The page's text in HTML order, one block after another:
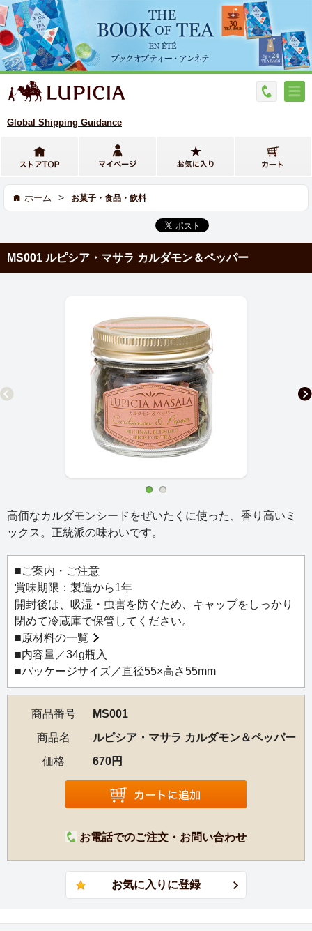
Global Shipping Guidance
ホーム > お菓子・食品・飲料
MS001 ルピシア・マサラ カルダモン＆ペッパー
高価なカルダモンシードをぜいたくに使った、香り高いミ
ックス。正統派の味わいです。
■ご案内・ご注意
賞味期限：製造から1年
開封後は、吸湿・虫害を防ぐため、キャップをしっかり
閉めて冷蔵庫で保管してください。
■原材料の一覧
■内容量／34g瓶入
■パッケージサイズ／直径55×高さ55mm
商品番号
MS001
商品名
ルピシア・マサラ カルダモン＆ペッパー
価格
670円
お電話でのご注文・お問い合わせ